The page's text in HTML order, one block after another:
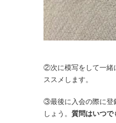
②次に模写をして一緒
ススメします。
③最後に入会の際に登
しょう。 質問はいつで